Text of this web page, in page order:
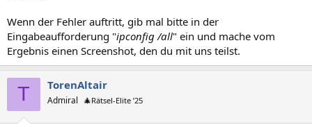
Wenn der Fehler auftritt, gib mal bitte in der
Eingabeaufforderung "ipconfig /all" ein und mache vom
Ergebnis einen Screenshot, den du mit uns teilst.
T TorenAltair
Admiral 🎄Rätsel-Elite ’25